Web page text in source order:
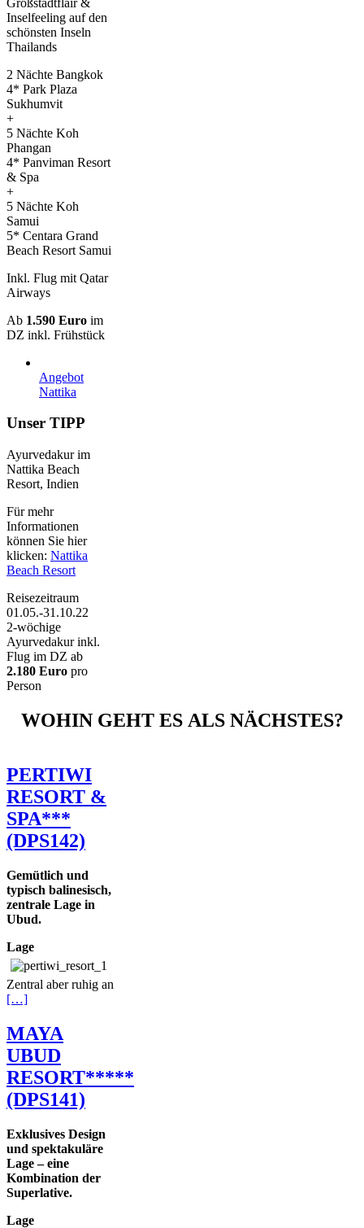
Inselfeeling auf den
schönsten Inseln
Thailands
2 Nächte Bangkok
4* Park Plaza
Sukhumvit
+
5 Nächte Koh
Phangan
4* Panviman Resort
& Spa
+
5 Nächte Koh
Samui
5* Centara Grand
Beach Resort Samui
Inkl. Flug mit Qatar
Airways
Ab 1.590 Euro im
DZ inkl. Frühstück
Angebot
Nattika
Unser TIPP
Ayurvedakur im
Nattika Beach
Resort, Indien
Für mehr
Informationen
können Sie hier
klicken: Nattika
Beach Resort
Reisezeitraum
01.05.-31.10.22
2-wöchige
Ayurvedakur inkl.
Flug im DZ ab
2.180 Euro pro
Person
WOHIN GEHT ES ALS NÄCHSTES?
PERTIWI
RESORT &
SPA***
(DPS142)
Gemütlich und
typisch balinesisch,
zentrale Lage in
Ubud.
Lage
Zentral aber ruhig an
[…]
MAYA
UBUD
RESORT*****
(DPS141)
Exklusives Design
und spektakuläre
Lage – eine
Kombination der
Superlative.
Lage